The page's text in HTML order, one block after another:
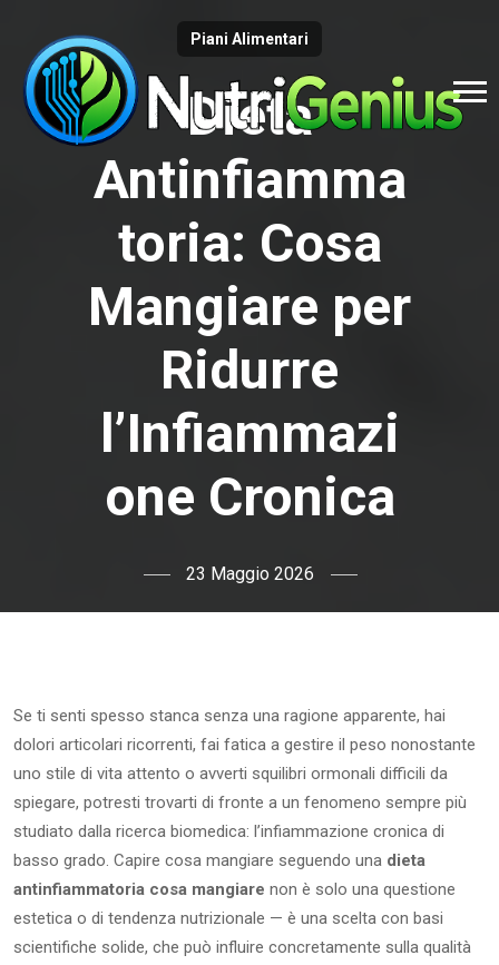
Piani Alimentari
Dieta
Antinfiamma
toria: Cosa
Mangiare per
Ridurre
l’Infiammazi
one Cronica
23 Maggio 2026
Se ti senti spesso stanca senza una ragione apparente, hai
dolori articolari ricorrenti, fai fatica a gestire il peso nonostante
uno stile di vita attento o avverti squilibri ormonali difficili da
spiegare, potresti trovarti di fronte a un fenomeno sempre più
studiato dalla ricerca biomedica: l’infiammazione cronica di
basso grado. Capire cosa mangiare seguendo una dieta
antinfiammatoria cosa mangiare non è solo una questione
estetica o di tendenza nutrizionale — è una scelta con basi
scientifiche solide, che può influire concretamente sulla qualità